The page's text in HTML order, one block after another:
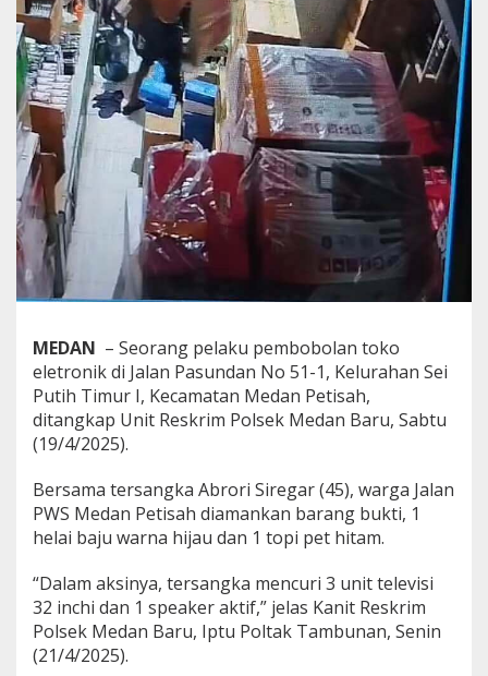
P
e
m
b
o
o
l
T
o
k
E
e
k
t
r
o
k
MEDAN – Seorang pelaku pembobolan toko
eletronik di Jalan Pasundan No 51-1, Kelurahan Sei
Putih Timur I, Kecamatan Medan Petisah,
ditangkap Unit Reskrim Polsek Medan Baru, Sabtu
(19/4/2025).
Bersama tersangka Abrori Siregar (45), warga Jalan
PWS Medan Petisah diamankan barang bukti, 1
helai baju warna hijau dan 1 topi pet hitam.
“Dalam aksinya, tersangka mencuri 3 unit televisi
32 inchi dan 1 speaker aktif,” jelas Kanit Reskrim
Polsek Medan Baru, Iptu Poltak Tambunan, Senin
(21/4/2025).